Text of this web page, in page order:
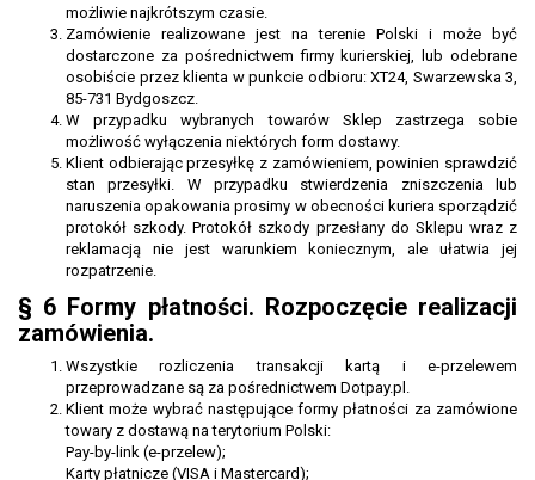
możliwie najkrótszym czasie.
Zamówienie realizowane jest na terenie Polski i może być
dostarczone za pośrednictwem firmy kurierskiej, lub odebrane
osobiście przez klienta w punkcie odbioru: XT24, Swarzewska 3,
85-731 Bydgoszcz.
W przypadku wybranych towarów Sklep zastrzega sobie
możliwość wyłączenia niektórych form dostawy.
Klient odbierając przesyłkę z zamówieniem, powinien sprawdzić
stan przesyłki. W przypadku stwierdzenia zniszczenia lub
naruszenia opakowania prosimy w obecności kuriera sporządzić
protokół szkody. Protokół szkody przesłany do Sklepu wraz z
reklamacją nie jest warunkiem koniecznym, ale ułatwia jej
rozpatrzenie.
§ 6 Formy płatności. Rozpoczęcie realizacji
zamówienia.
Wszystkie rozliczenia transakcji kartą i e-przelewem
przeprowadzane są za pośrednictwem Dotpay.pl.
Klient może wybrać następujące formy płatności za zamówione
towary z dostawą na terytorium Polski:
Pay-by-link (e-przelew);
Karty płatnicze (VISA i Mastercard);